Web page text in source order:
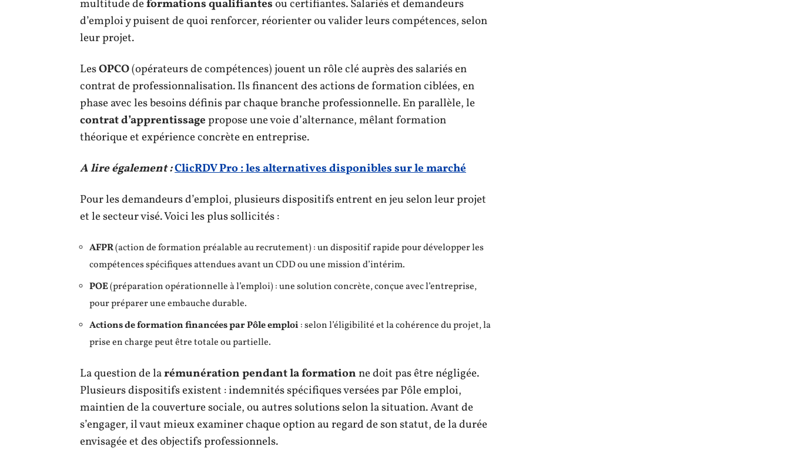
multitude deformations qualifiantesou certifiantes. Salariés et demandeurs
d’emploi y puisent de quoi renforcer, réorienter ou valider leurs compétences, selon
leur projet.
LesOPCO(opérateurs de compétences) jouent un rôle clé auprès des salariés en
contrat de professionnalisation. Ils financent des actions de formation ciblées, en
phase avec les besoins définis par chaque branche professionnelle. En parallèle, le
contrat d’apprentissagepropose une voie d’alternance, mêlant formation
théorique et expérience concrète en entreprise.
A lire également :ClicRDV Pro : les alternatives disponibles sur le marché
Pour les demandeurs d’emploi, plusieurs dispositifs entrent en jeu selon leur projet
et le secteur visé. Voici les plus sollicités :
AFPR(action de formation préalable au recrutement) : un dispositif rapide pour développer les
compétences spécifiques attendues avant un CDD ou une mission d’intérim.
POE(préparation opérationnelle à l’emploi) : une solution concrète, conçue avec l’entreprise,
pour préparer une embauche durable.
Actions de formation financées par Pôle emploi : selon l’éligibilité et la cohérence du projet, la
prise en charge peut être totale ou partielle.
La question de larémunération pendant la formationne doit pas être négligée.
Plusieurs dispositifs existent : indemnités spécifiques versées par Pôle emploi,
maintien de la couverture sociale, ou autres solutions selon la situation. Avant de
s’engager, il vaut mieux examiner chaque option au regard de son statut, de la durée
envisagée et des objectifs professionnels.